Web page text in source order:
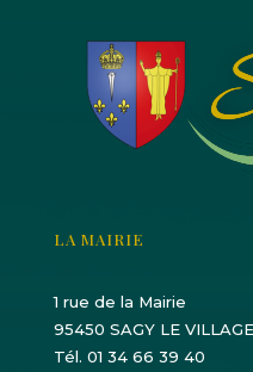
LA MAIRIE
1 rue de la Mairie
95450 SAGY LE VILLAGE
Tél. 01 34 66 39 40